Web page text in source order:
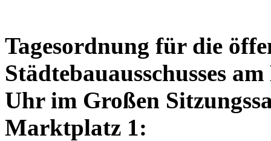
Tagesordnung für die
Städtebauausschusses
Uhr im Großen
Marktplatz 1: